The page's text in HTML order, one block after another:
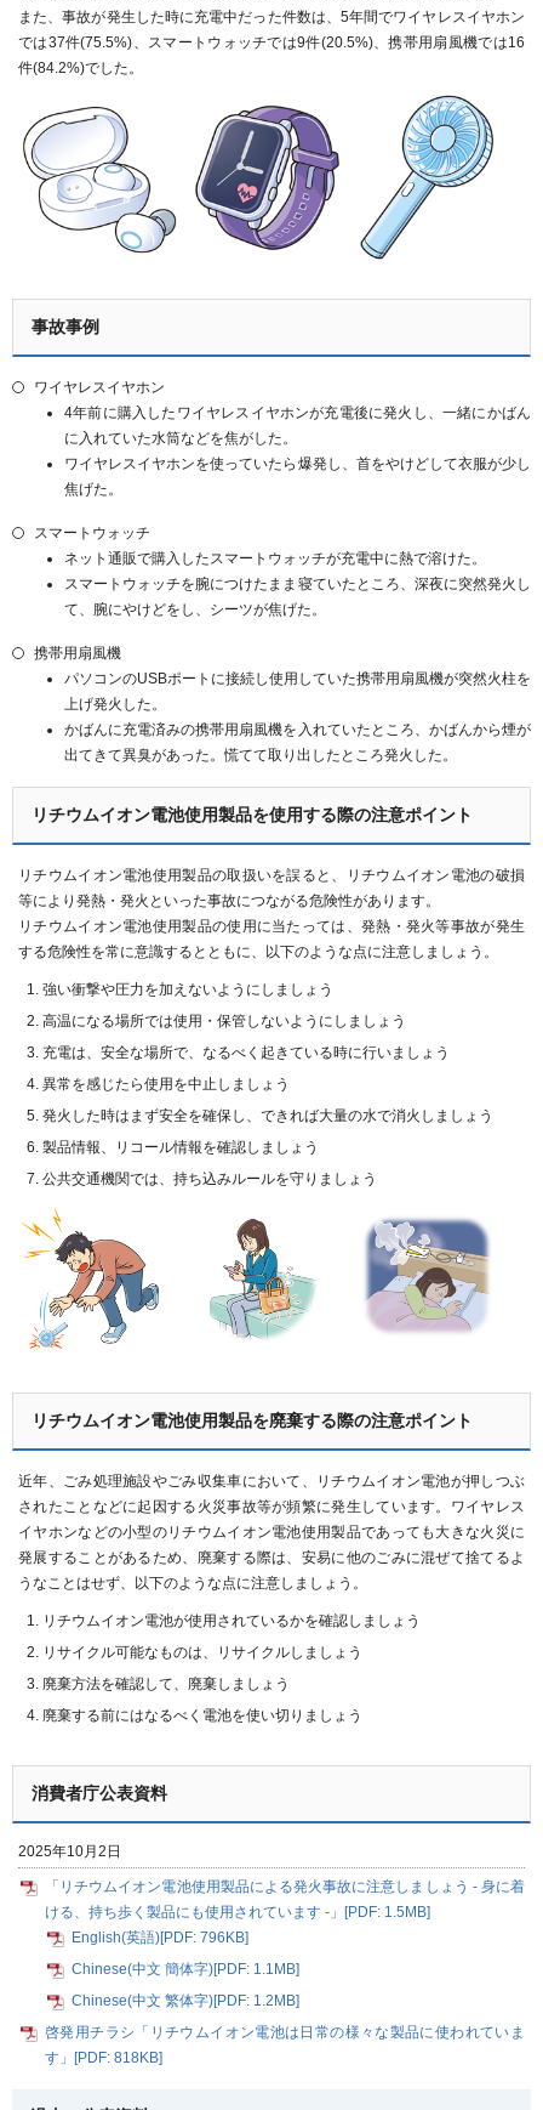
また、事故が発生した時に充電中だった件数は、5年間でワイヤレスイヤホン
では37件(75.5%)、スマートウォッチでは9件(20.5%)、携帯用扇風機では16
件(84.2%)でした。
事故事例
ワイヤレスイヤホン
4年前に購入したワイヤレスイヤホンが充電後に発火し、一緒にかばん
に入れていた水筒などを焦がした。
ワイヤレスイヤホンを使っていたら爆発し、首をやけどして衣服が少し
焦げた。
スマートウォッチ
ネット通販で購入したスマートウォッチが充電中に熱で溶けた。
スマートウォッチを腕につけたまま寝ていたところ、深夜に突然発火し
て、腕にやけどをし、シーツが焦げた。
携帯用扇風機
パソコンのUSBポートに接続し使用していた携帯用扇風機が突然火柱を
上げ発火した。
かばんに充電済みの携帯用扇風機を入れていたところ、かばんから煙が
出てきて異臭があった。慌てて取り出したところ発火した。
リチウムイオン電池使用製品を使用する際の注意ポイント
リチウムイオン電池使用製品の取扱いを誤ると、リチウムイオン電池の破損
等により発熱・発火といった事故につながる危険性があります。
リチウムイオン電池使用製品の使用に当たっては、発熱・発火等事故が発生
する危険性を常に意識するとともに、以下のような点に注意しましょう。
強い衝撃や圧力を加えないようにしましょう
高温になる場所では使用・保管しないようにしましょう
充電は、安全な場所で、なるべく起きている時に行いましょう
異常を感じたら使用を中止しましょう
発火した時はまず安全を確保し、できれば大量の水で消火しましょう
製品情報、リコール情報を確認しましょう
公共交通機関では、持ち込みルールを守りましょう
リチウムイオン電池使用製品を廃棄する際の注意ポイント
近年、ごみ処理施設やごみ収集車において、リチウムイオン電池が押しつぶ
されたことなどに起因する火災事故等が頻繁に発生しています。ワイヤレス
イヤホンなどの小型のリチウムイオン電池使用製品であっても大きな火災に
発展することがあるため、廃棄する際は、安易に他のごみに混ぜて捨てるよ
うなことはせず、以下のような点に注意しましょう。
リチウムイオン電池が使用されているかを確認しましょう
リサイクル可能なものは、リサイクルしましょう
廃棄方法を確認して、廃棄しましょう
廃棄する前にはなるべく電池を使い切りましょう
消費者庁公表資料
2025年10月2日
「リチウムイオン電池使用製品による発火事故に注意しましょう - 身に着
ける、持ち歩く製品にも使用されています -」[PDF: 1.5MB]
English(英語)[PDF: 796KB]
Chinese(中文 簡体字)[PDF: 1.1MB]
Chinese(中文 繁体字)[PDF: 1.2MB]
啓発用チラシ「リチウムイオン電池は日常の様々な製品に使われていま
す」[PDF: 818KB]